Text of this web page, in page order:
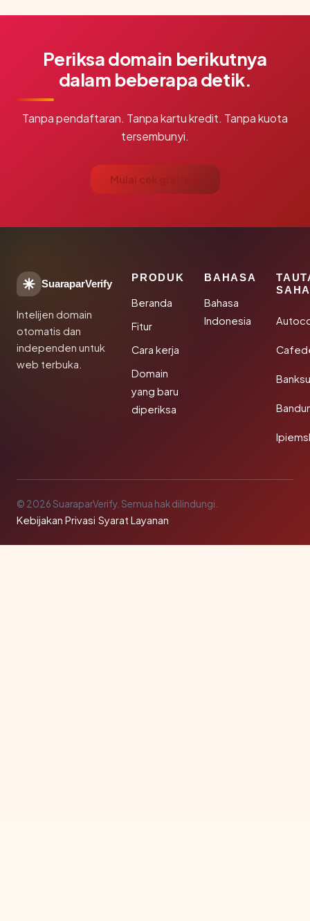
Periksa domain berikutnya
dalam beberapa detik.
Tanpa pendaftaran. Tanpa kartu kredit. Tanpa kuota
tersembunyi.
Mulai cek gratis →
SuaraparVerify
Intelijen domain
otomatis dan
independen untuk
web terbuka.
PRODUK
Beranda
Fitur
Cara kerja
Domain
yang baru
diperiksa
BAHASA
Bahasa
Indonesia
© 2026 SuaraparVerify. Semua hak dilindungi.
Kebijakan Privasi·Syarat Layanan